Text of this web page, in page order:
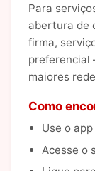
Para
abertura de
firma,
preferencial
maiores
Como
Use o
Acesse o